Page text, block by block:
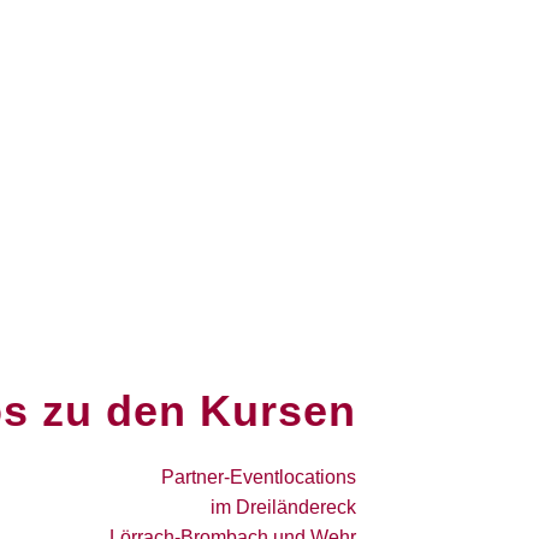
zu den Kursen
Partner-Eventlocations
im Dreiländereck